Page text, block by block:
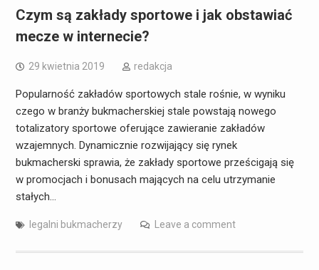
Czym są zakłady sportowe i jak obstawiać
mecze w internecie?
29 kwietnia 2019 redakcja
Popularność zakładów sportowych stale rośnie, w wyniku
czego w branży bukmacherskiej stale powstają nowego
totalizatory sportowe oferujące zawieranie zakładów
wzajemnych. Dynamicznie rozwijający się rynek
bukmacherski sprawia, że zakłady sportowe prześcigają się
w promocjach i bonusach mających na celu utrzymanie
stałych…
legalni bukmacherzy Leave a comment